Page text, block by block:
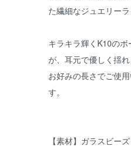
た繊細なジュエリーラ
キラキラ輝くK10の
が、耳元で優しく揺れ
お好みの長さでご使
す。
【素材】ガラスビー